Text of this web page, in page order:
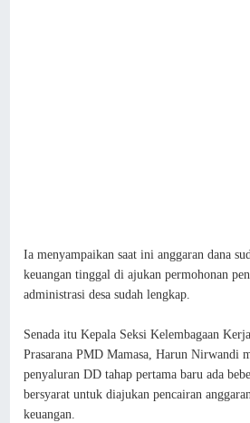
Ia menyampaikan saat ini anggaran dana
keuangan tinggal di ajukan permohonan
administrasi desa sudah lengkap.
Senada itu Kepala Seksi Kelembagaan
Prasarana PMD Mamasa, Harun Nirwandi
penyaluran DD tahap pertama baru ada
bersyarat untuk diajukan pencairan
keuangan.